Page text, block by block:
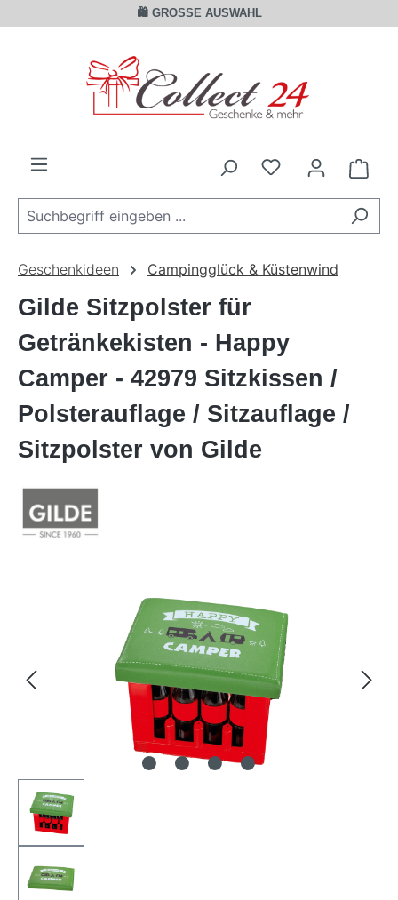
Zum Hauptinhalt springen🛍️ GROSSE AUSWAHL
Geschenkideen Campingglück & Küstenwind
Gilde Sitzpolster für
Getränkekisten - Happy
Camper - 42979 Sitzkissen /
Polsterauflage / Sitzauflage /
Sitzpolster von Gilde